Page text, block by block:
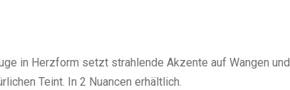
in Herzform setzt strahlende Akzente auf Wangen und
Teint. In 2 Nuancen erhältlich.